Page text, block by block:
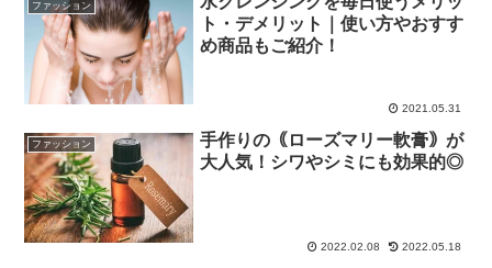
ファッション
ト・デメリット｜使い方やおすす
め商品もご紹介！
2021.05.31
ファッション
手作りの｟ローズマリー軟膏｠が
大人気！シワやシミにも効果的◎
2022.02.08 2022.05.18